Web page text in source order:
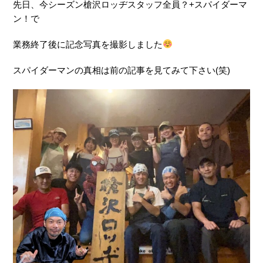
先日、今シーズン槍沢ロッヂスタッフ全員？+スパイダーマ
ン！で
業務終了後に記念写真を撮影しました
スパイダーマンの真相は前の記事を見てみて下さい(笑)